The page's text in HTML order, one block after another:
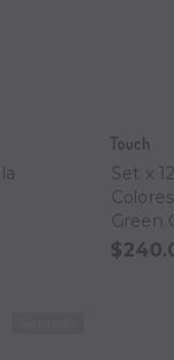
Touch
Set x
Green